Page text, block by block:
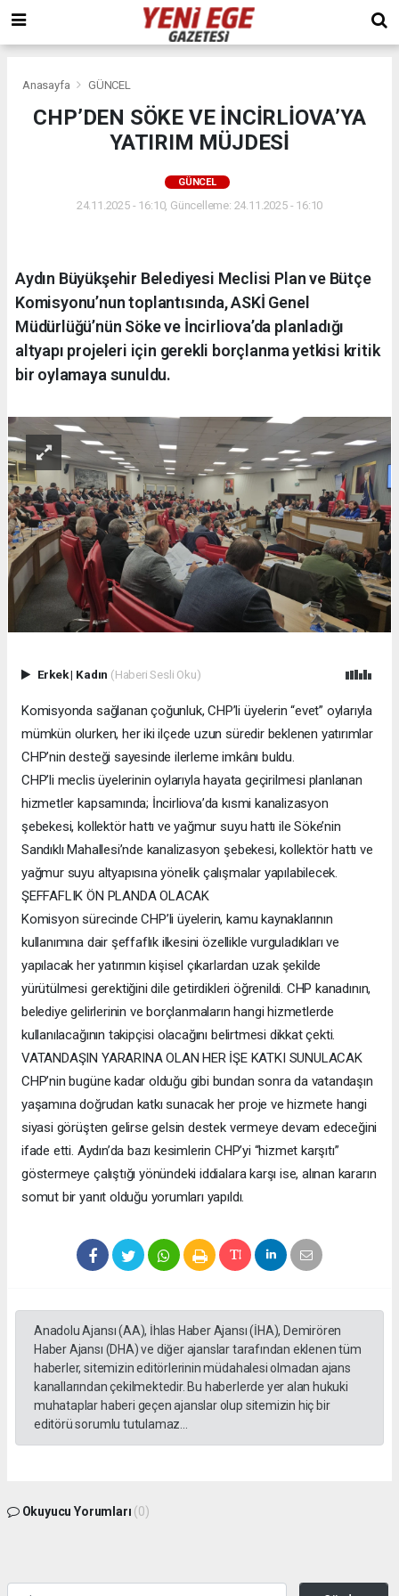
Anasayfa GÜNCEL
CHP’DEN SÖKE VE İNCİRLİOVA’YA
YATIRIM MÜJDESİ
GÜNCEL
24.11.2025 - 16:10, Güncelleme: 24.11.2025 - 16:10
Aydın Büyükşehir Belediyesi Meclisi Plan ve Bütçe
Komisyonu’nun toplantısında, ASKİ Genel
Müdürlüğü’nün Söke ve İncirliova’da planladığı
altyapı projeleri için gerekli borçlanma yetkisi kritik
bir oylamaya sunuldu.
Erkek| Kadın (Haberi Sesli Oku)
Komisyonda sağlanan çoğunluk, CHP’li üyelerin “evet” oylarıyla
mümkün olurken, her iki ilçede uzun süredir beklenen yatırımlar
CHP’nin desteği sayesinde ilerleme imkânı buldu.
CHP’li meclis üyelerinin oylarıyla hayata geçirilmesi planlanan
hizmetler kapsamında; İncirliova’da kısmi kanalizasyon
şebekesi, kollektör hattı ve yağmur suyu hattı ile Söke’nin
Sandıklı Mahallesi’nde kanalizasyon şebekesi, kollektör hattı ve
yağmur suyu altyapısına yönelik çalışmalar yapılabilecek.
ŞEFFAFLIK ÖN PLANDA OLACAK
Komisyon sürecinde CHP’li üyelerin, kamu kaynaklarının
kullanımına dair şeffaflık ilkesini özellikle vurguladıkları ve
yapılacak her yatırımın kişisel çıkarlardan uzak şekilde
yürütülmesi gerektiğini dile getirdikleri öğrenildi. CHP kanadının,
belediye gelirlerinin ve borçlanmaların hangi hizmetlerde
kullanılacağının takipçisi olacağını belirtmesi dikkat çekti.
VATANDAŞIN YARARINA OLAN HER İŞE KATKI SUNULACAK
CHP’nin bugüne kadar olduğu gibi bundan sonra da vatandaşın
yaşamına doğrudan katkı sunacak her proje ve hizmete hangi
siyasi görüşten gelirse gelsin destek vermeye devam edeceğini
ifade etti. Aydın’da bazı kesimlerin CHP’yi “hizmet karşıtı”
göstermeye çalıştığı yönündeki iddialara karşı ise, alınan kararın
somut bir yanıt olduğu yorumları yapıldı.
Anadolu Ajansı (AA), İhlas Haber Ajansı (İHA), Demirören
Haber Ajansı (DHA) ve diğer ajanslar tarafından eklenen tüm
haberler, sitemizin editörlerinin müdahalesi olmadan ajans
kanallarından çekilmektedir. Bu haberlerde yer alan hukuki
muhataplar haberi geçen ajanslar olup sitemizin hiç bir
editörü sorumlu tutulamaz...
Okuyucu Yorumları (0)